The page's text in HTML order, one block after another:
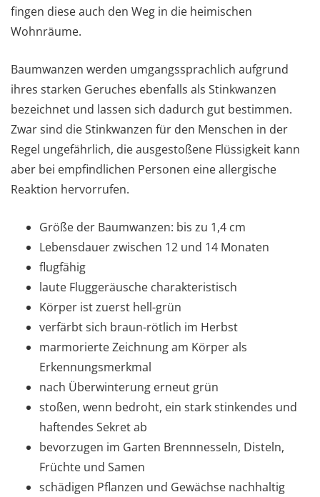
fingen diese auch den Weg in die heimischen
Wohnräume.
Baumwanzen werden umgangssprachlich aufgrund
ihres starken Geruches ebenfalls als Stinkwanzen
bezeichnet und lassen sich dadurch gut bestimmen.
Zwar sind die Stinkwanzen für den Menschen in der
Regel ungefährlich, die ausgestoßene Flüssigkeit kann
aber bei empfindlichen Personen eine allergische
Reaktion hervorrufen.
Größe der Baumwanzen: bis zu 1,4 cm
Lebensdauer zwischen 12 und 14 Monaten
flugfähig
laute Fluggeräusche charakteristisch
Körper ist zuerst hell-grün
verfärbt sich braun-rötlich im Herbst
marmorierte Zeichnung am Körper als
Erkennungsmerkmal
nach Überwinterung erneut grün
stoßen, wenn bedroht, ein stark stinkendes und
haftendes Sekret ab
bevorzugen im Garten Brennnesseln, Disteln,
Früchte und Samen
schädigen Pflanzen und Gewächse nachhaltig